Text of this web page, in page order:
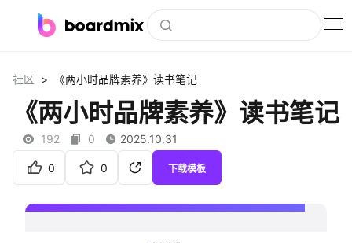
社区资源
下载
社区 > 《两小时品牌素养》读书笔记
《两小时品牌素养》读书笔记
192 0 2025.10.31
0 0 下载模板